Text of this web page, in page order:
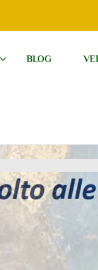
BLOG